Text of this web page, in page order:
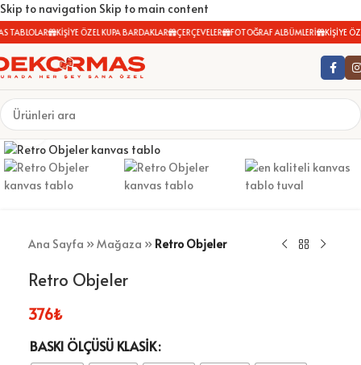
Skip to navigation Skip to main content
TABLOLAR KİŞİYE ÖZEL KUPA BARDAKLAR ÇERÇEVELER FOTOĞRAF ALBÜMLERİ KİŞİYE
Büyütmek için tıklayın
Ana Sayfa »Mağaza » Retro Objeler
Retro Objeler
376₺
BASKI ÖLÇÜSÜ KLASIK